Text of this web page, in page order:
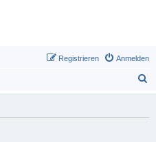
Anmelden
Registrieren